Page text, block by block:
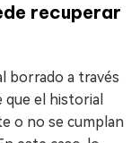
recuperar
borrado a través
el historial
o no se cumplan